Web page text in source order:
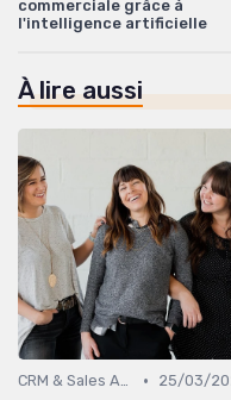
commerciale grâce à
l'intelligence artificielle
À lire aussi
CRM & Sales Automation •
25/03/